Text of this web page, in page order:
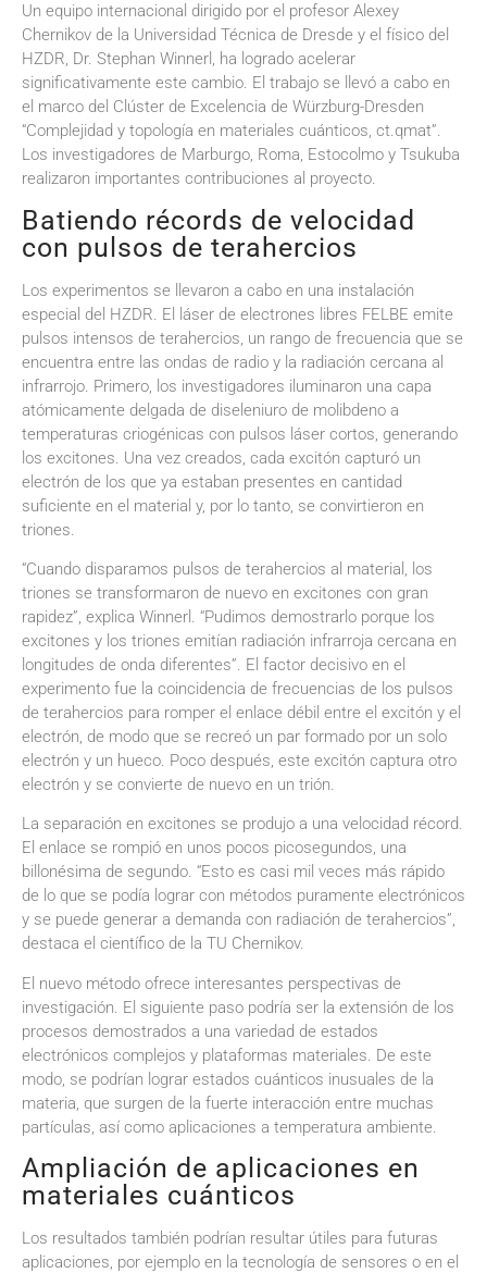
Un equipo internacional dirigido por el profesor Alexey
Chernikov de la Universidad Técnica de Dresde y el físico del
HZDR, Dr. Stephan Winnerl, ha logrado acelerar
significativamente este cambio. El trabajo se llevó a cabo en
el marco del Clúster de Excelencia de Würzburg-Dresden
“Complejidad y topología en materiales cuánticos, ct.qmat”.
Los investigadores de Marburgo, Roma, Estocolmo y Tsukuba
realizaron importantes contribuciones al proyecto.
Batiendo récords de velocidad
con pulsos de terahercios
Los experimentos se llevaron a cabo en una instalación
especial del HZDR. El láser de electrones libres FELBE emite
pulsos intensos de terahercios, un rango de frecuencia que se
encuentra entre las ondas de radio y la radiación cercana al
infrarrojo. Primero, los investigadores iluminaron una capa
atómicamente delgada de diseleniuro de molibdeno a
temperaturas criogénicas con pulsos láser cortos, generando
los excitones. Una vez creados, cada excitón capturó un
electrón de los que ya estaban presentes en cantidad
suficiente en el material y, por lo tanto, se convirtieron en
triones.
“Cuando disparamos pulsos de terahercios al material, los
triones se transformaron de nuevo en excitones con gran
rapidez”, explica Winnerl. “Pudimos demostrarlo porque los
excitones y los triones emitían radiación infrarroja cercana en
longitudes de onda diferentes”. El factor decisivo en el
experimento fue la coincidencia de frecuencias de los pulsos
de terahercios para romper el enlace débil entre el excitón y el
electrón, de modo que se recreó un par formado por un solo
electrón y un hueco. Poco después, este excitón captura otro
electrón y se convierte de nuevo en un trión.
La separación en excitones se produjo a una velocidad récord.
El enlace se rompió en unos pocos picosegundos, una
billonésima de segundo. “Esto es casi mil veces más rápido
de lo que se podía lograr con métodos puramente electrónicos
y se puede generar a demanda con radiación de terahercios”,
destaca el científico de la TU Chernikov.
El nuevo método ofrece interesantes perspectivas de
investigación. El siguiente paso podría ser la extensión de los
procesos demostrados a una variedad de estados
electrónicos complejos y plataformas materiales. De este
modo, se podrían lograr estados cuánticos inusuales de la
materia, que surgen de la fuerte interacción entre muchas
partículas, así como aplicaciones a temperatura ambiente.
Ampliación de aplicaciones en
materiales cuánticos
Los resultados también podrían resultar útiles para futuras
aplicaciones, por ejemplo en la tecnología de sensores o en el